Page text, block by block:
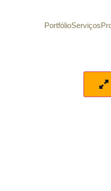
PortfólioServiços